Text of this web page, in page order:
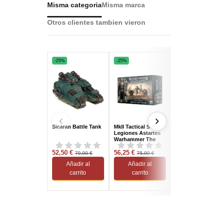
Misma categoriaMisma marca
Otros clientes tambien vieron
-25%
Sicaran Battle Tank
52,50 €70,00 €
Añadir al
carrito
-25%
MkII Tactical Squad
Legiones Astartes
Warhammer The
Horus Heresy
56,25 €75,00 €
Añadir al
carrito